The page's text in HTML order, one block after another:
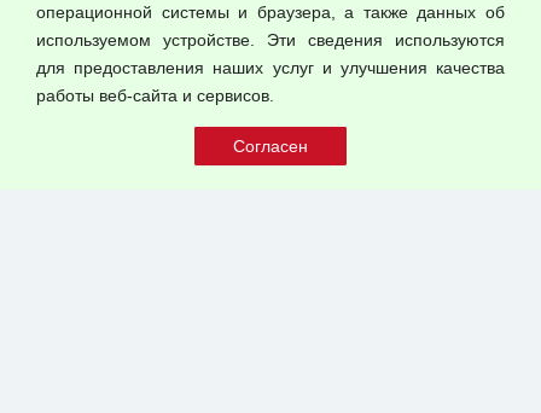
© 2026 ООО "Феникс"
операционной системы и браузера, а также данных об
используемом устройстве. Эти сведения используются
для предоставления наших услуг и улучшения качества
работы веб-сайта и сервисов.